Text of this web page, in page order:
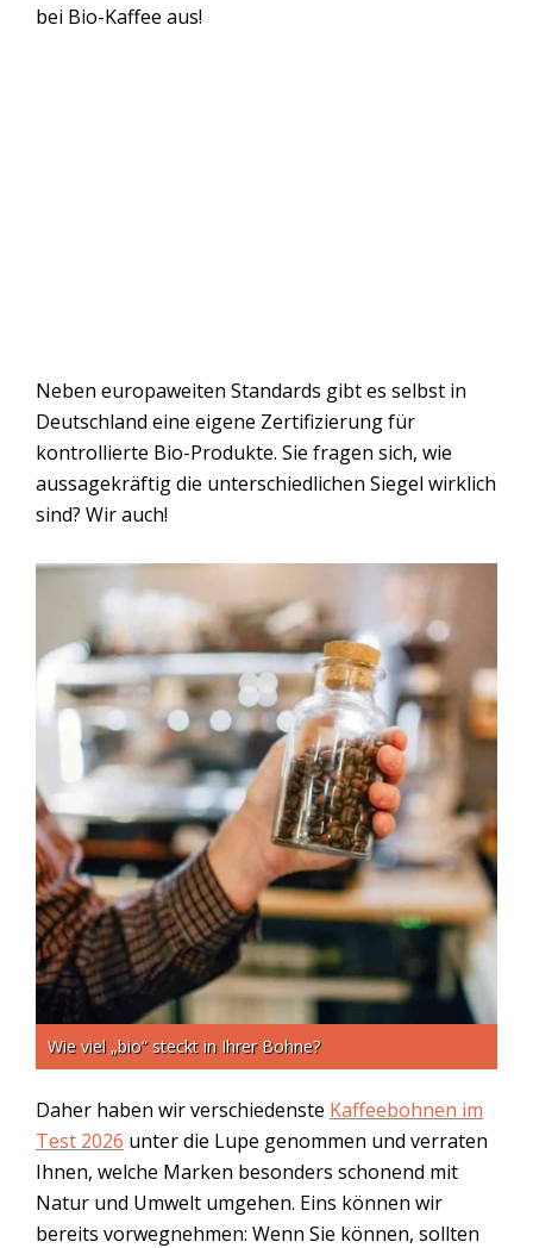
bei Bio-Kaffee aus!
Neben europaweiten Standards gibt es selbst in
Deutschland eine eigene Zertifizierung für
kontrollierte Bio-Produkte. Sie fragen sich, wie
aussagekräftig die unterschiedlichen Siegel wirklich
sind? Wir auch!
Wie viel „bio“ steckt in Ihrer Bohne?
Daher haben wir verschiedenste Kaffeebohnen im
Test 2026 unter die Lupe genommen und verraten
Ihnen, welche Marken besonders schonend mit
Natur und Umwelt umgehen. Eins können wir
bereits vorwegnehmen: Wenn Sie können, sollten